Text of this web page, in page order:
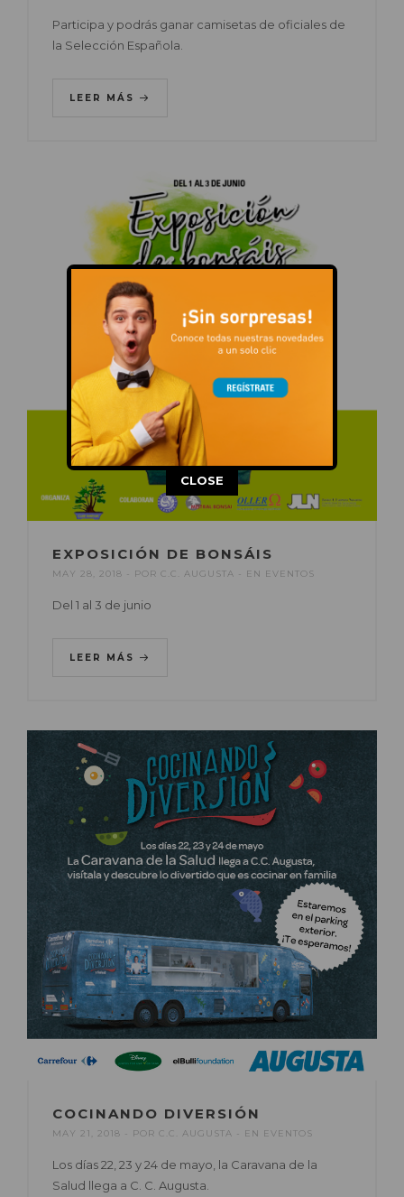
Participa y podrás ganar camisetas de oficiales de
la Selección Española.
LEER MÁS
EXPOSICIÓN DE BONSÁIS
MAY 28, 2018 POR C.C. AUGUSTA EN EVENTOS
Del 1 al 3 de junio
LEER MÁS
COCINANDO DIVERSIÓN
MAY 21, 2018 POR C.C. AUGUSTA EN EVENTOS
Los días 22, 23 y 24 de mayo, la Caravana de la
Salud llega a C. C. Augusta.
This popup will close in:
CLOSE